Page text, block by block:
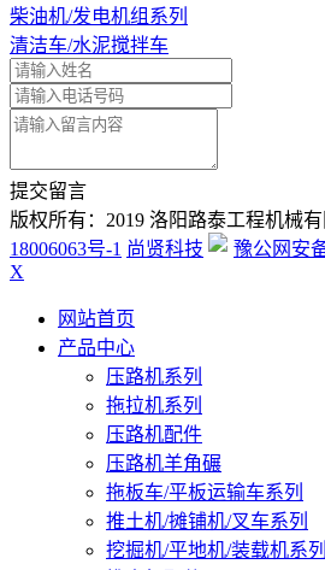
柴油机/发电机组系列
清洁车/水泥搅拌车
提交留言
版权所有：2019 洛阳路泰工程机械有
18006063号-1 尚贤科技
豫公网安
X
网站首页
产品中心
压路机系列
拖拉机系列
压路机配件
压路机羊角碾
拖板车/平板运输车系列
推土机/摊铺机/叉车系列
挖掘机/平地机/装载机系列